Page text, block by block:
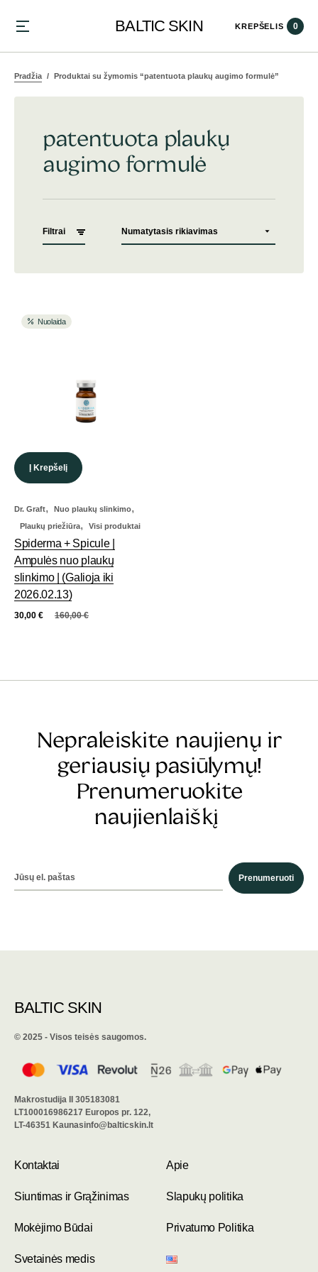
BALTIC SKIN KREPŠELIS 0
Pradžia Produktai su žymomis “patentuota plaukų augimo formulė”
patentuota plaukų
augimo formulė
Filtrai
Nuolaida
Į Krepšelį
Dr. Graft, Nuo plaukų slinkimo,
Plaukų priežiūra, Visi produktai
Spiderma + Spicule |
Ampulės nuo plaukų
slinkimo | (Galioja iki
2026.02.13)
160,00€
30,00 €
Nepraleiskite naujienų ir
geriausių pasiūlymų!
Prenumeruokite
naujienlaiškį
Prenumeruoti
BALTIC SKIN
©️ 2025 - Visos teisės saugomos.
Kontaktai Apie
Siuntimas ir Grąžinimas Slapukų politika
Mokėjimo Būdai Privatumo Politika
Svetainės medis
Makrostudija II 305183081
LT100016986217 Europos pr. 122,
LT-46351 Kaunasinfo@balticskin.lt